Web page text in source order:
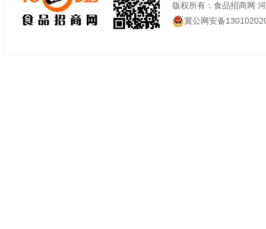
版权所有：食品招商网
冀公网安备